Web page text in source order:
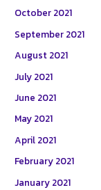
October 2021
September 2021
August 2021
July 2021
June 2021
May 2021
April 2021
February 2021
January 2021